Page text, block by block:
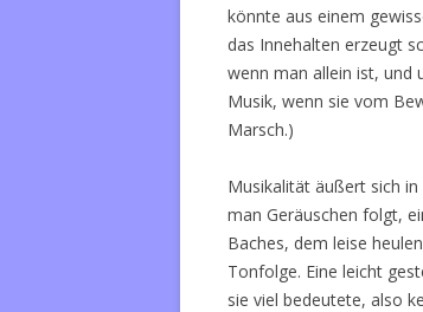
könnte aus einem
das Innehalten erzeugt
wenn man allein ist, und
Musik, wenn sie vom
Marsch.)
Musikalität äußert sich
man Geräuschen folgt,
Baches, dem leise
Tonfolge. Eine leicht
sie viel bedeutete, also